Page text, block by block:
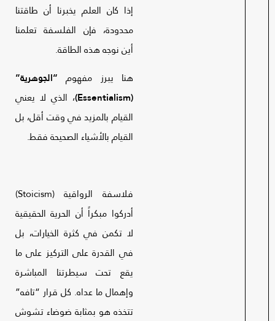
إذا كان العلم يخبرنا أن طاقتنا
محدودة، فإن الفلسفة تعلمنا
أين نوجه هذه الطاقة.
هنا يبرز مفهوم “الجوهرية”
(Essentialism)
، الذي لا يعني
القيام بالمزيد في وقت أقل، بل
القيام بالأشياء الصحيحة فقط.
فلاسفة الرواقية (Stoicism)
أدركوا مبكراً أن الحرية الحقيقية
لا تكمن في كثرة الخيارات، بل
في القدرة على التركيز على ما
يقع تحت سيطرتنا المباشرة
وإهمال ما عداه. كل قرار “تافه”
تتخذه هو بمثابة ضوضاء تشوش